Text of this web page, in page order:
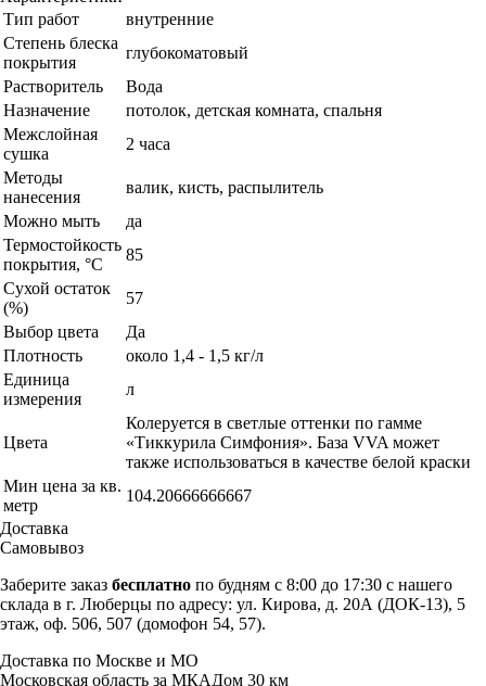
Тип работ
внутренние
Степень блеска
покрытия
глубокоматовый
Растворитель
Вода
Назначение
потолок, детская комната, спальня
Межслойная
сушка
2 часа
Методы
нанесения
валик, кисть, распылитель
Можно мыть
да
Термостойкость
покрытия, °С
85
Сухой остаток
(%)
57
Выбор цвета
Да
Плотность
около 1,4 - 1,5 кг/л
Единица
измерения
л
Цвета
Колеруется в светлые оттенки по гамме
«Тиккурила Симфония». База VVA может
также использоваться в качестве белой краски
Мин цена за кв.
метр
104.20666666667
Доставка
Самовывоз
Заберите заказ бесплатно по будням с 8:00 до 17:30 с нашего
склада в г. Люберцы по адресу: ул. Кирова, д. 20А (ДОК-13), 5
этаж, оф. 506, 507 (домофон 54, 57).
Доставка по Москве и МО
Московская область за МКАДом 30 км